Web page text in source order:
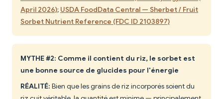
April 2026); USDA FoodData Central — Sherbet / Fruit
Sorbet Nutrient Reference (FDC ID 2103897)
MYTHE #2: Comme il contient du riz, le sorbet est
une bonne source de glucides pour l'énergie
RÉALITÉ: Bien que les grains de riz incorporés soient du